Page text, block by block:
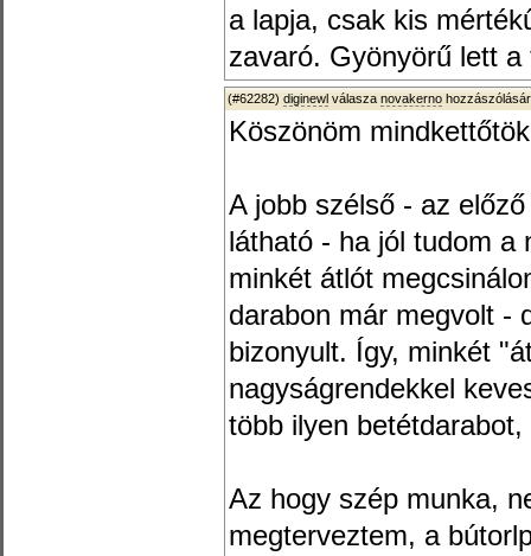
a lapja, csak kis
zavaró. Gyönyörű lett
(#62282) diginewl válasza novakerno
Köszönöm
A jobb szélső - az
látható - ha jól tudom a
minkét átlót
darabon már megvolt -
bizonyult. Így, minkét
nagyságrendekkel
több ilyen
Az hogy szép munka,
megterveztem, a